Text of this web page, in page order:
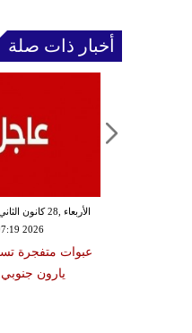
أخبار ذات صلة
2026
عبوات متفجرة
يارون جنوبي